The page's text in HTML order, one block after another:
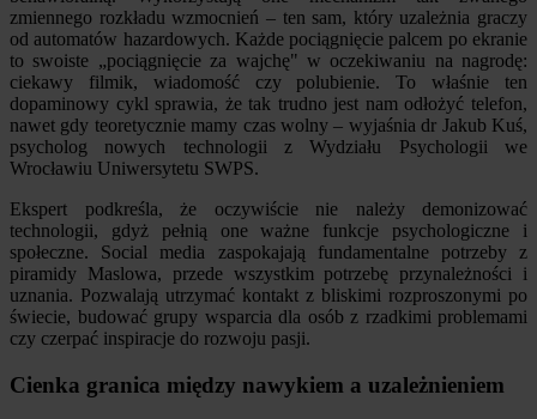
zmiennego rozkładu wzmocnień – ten sam, który uzależnia graczy
od automatów hazardowych. Każde pociągnięcie palcem po ekranie
to swoiste „pociągnięcie za wajchę" w oczekiwaniu na nagrodę:
ciekawy filmik, wiadomość czy polubienie. To właśnie ten
dopaminowy cykl sprawia, że tak trudno jest nam odłożyć telefon,
nawet gdy teoretycznie mamy czas wolny – wyjaśnia dr Jakub Kuś,
psycholog nowych technologii z Wydziału Psychologii we
Wrocławiu Uniwersytetu SWPS.
Ekspert podkreśla, że oczywiście nie należy demonizować
technologii, gdyż pełnią one ważne funkcje psychologiczne i
społeczne. Social media zaspokajają fundamentalne potrzeby z
piramidy Maslowa, przede wszystkim potrzebę przynależności i
uznania. Pozwalają utrzymać kontakt z bliskimi rozproszonymi po
świecie, budować grupy wsparcia dla osób z rzadkimi problemami
czy czerpać inspiracje do rozwoju pasji.
Cienka granica między nawykiem a uzależnieniem